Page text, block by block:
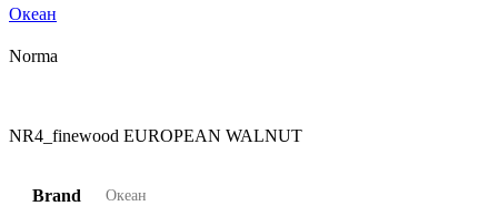
Океан
Norma
NR4_finewood EUROPEAN WALNUT
Brand Океан